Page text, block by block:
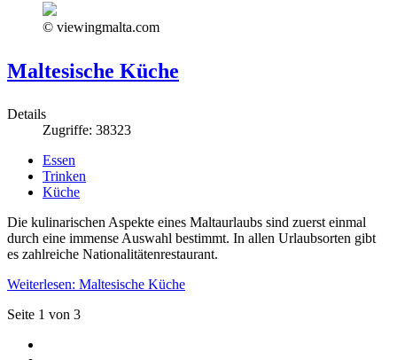
© viewingmalta.com
Maltesische Küche
Details
Zugriffe: 38323
Essen
Trinken
Küche
Die kulinarischen Aspekte eines Maltaurlaubs sind zuerst einmal
durch eine immense Auswahl bestimmt. In allen Urlaubsorten gibt
es zahlreiche Nationalitätenrestaurant.
Weiterlesen: Maltesische Küche
Seite 1 von 3